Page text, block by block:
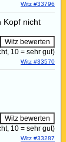
Witz #33796
Kopf nicht
10 = sehr gut)
Witz #33570
10 = sehr gut)
Witz #33287